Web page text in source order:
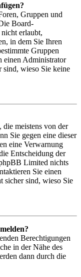
Gruppen und
Board-
erlaubt,
in dem Sie Ihren
Gruppen
einen Administrator
sind, wieso Sie keine
die meistens von der
Sie gegen eine dieser
eine Verwarnung
Entscheidung der
Limited nichts
Sie einen
sicher sind, wieso Sie
Berechtigungen
in der Nähe des
dann durch die